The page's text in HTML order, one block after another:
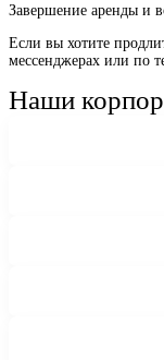
Завершение аренды и
Если вы хотите
мессенджерах или по
Наши